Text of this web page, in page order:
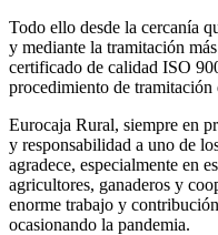
Todo ello desde la cercanía
y mediante la tramitación
certificado de calidad ISO
procedimiento de tramitación
Eurocaja Rural, siempre en
y responsabilidad a uno de
agradece, especialmente en
agricultores, ganaderos y
enorme trabajo y
ocasionando la pandemia.